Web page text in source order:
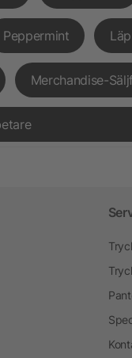
Peppermint
Merchandise-